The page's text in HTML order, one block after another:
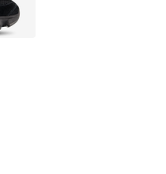
5 étoiles], 16